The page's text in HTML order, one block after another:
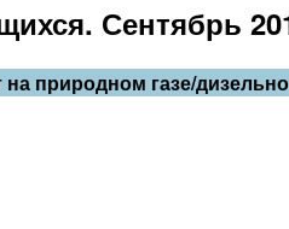
Сентябрь
природном газе/